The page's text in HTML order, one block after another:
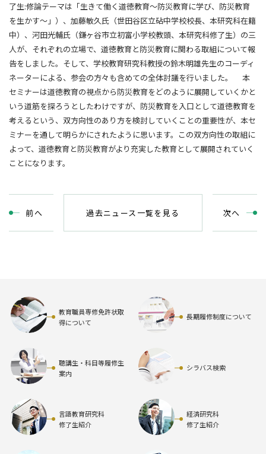
了生:修論テーマは「生きて働く道徳教育～防災教育に学び、防災教育
を生かす～」）、加藤敏久氏（世田谷区立砧中学校校長、本研究科在籍
中）、河田光輔氏（鎌ヶ谷市立初富小学校教頭、本研究科修了生）の三
人が、それぞれの立場で、道徳教育と防災教育に関わる取組について報
告をしました。そして、学校教育研究科教授の鈴木明雄先生のコーディ
ネーターによる、参会の方々も含めての全体討議を行いました。 本
セミナーは道徳教育の視点から防災教育をどのように展開していくかと
いう道筋を探ろうとしたわけですが、防災教育を入口として道徳教育を
考えるという、双方向性のあり方を検討していくことの重要性が、本セ
ミナーを通して明らかにされたように思います。この双方向性の取組に
よって、道徳教育と防災教育がより充実した教育として展開されていく
ことになります。
前へ 過去ニュース一覧を見る 次へ
教育職員専修免許状取
得について
長期履修制度について
聴講生・科目等履修生
案内
シラバス検索
言語教育研究科
修了生紹介
経済研究科
修了生紹介